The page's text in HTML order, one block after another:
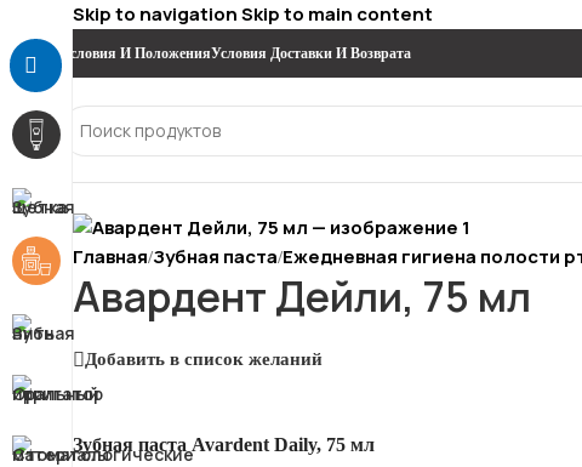
Skip to navigationSkip to main content
Условия И ПоложенияУсловия Доставки И Возврата
Главная/Зубная паста/Ежедневная гигиена полости
Авардент Дейли, 75 мл
Добавить в список желаний
Зубная паста Avardent Daily, 75 мл